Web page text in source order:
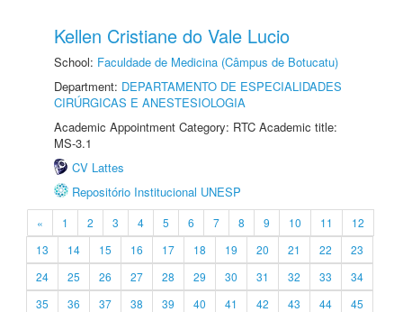
Kellen Cristiane do Vale Lucio
School: Faculdade de Medicina (Câmpus de Botucatu)
Department: DEPARTAMENTO DE ESPECIALIDADES
CIRÚRGICAS E ANESTESIOLOGIA
Academic Appointment Category: RTC Academic title:
MS-3.1
CV Lattes
Repositório Institucional UNESP
« 1 2 3 4 5 6 7 8 9 10 11
12
13
14 15 16 17 18 19 20 21 22
23
24
25 26 27 28 29 30 31 32 33
34
35
36 37 38 39 40 41 42 43 44
45